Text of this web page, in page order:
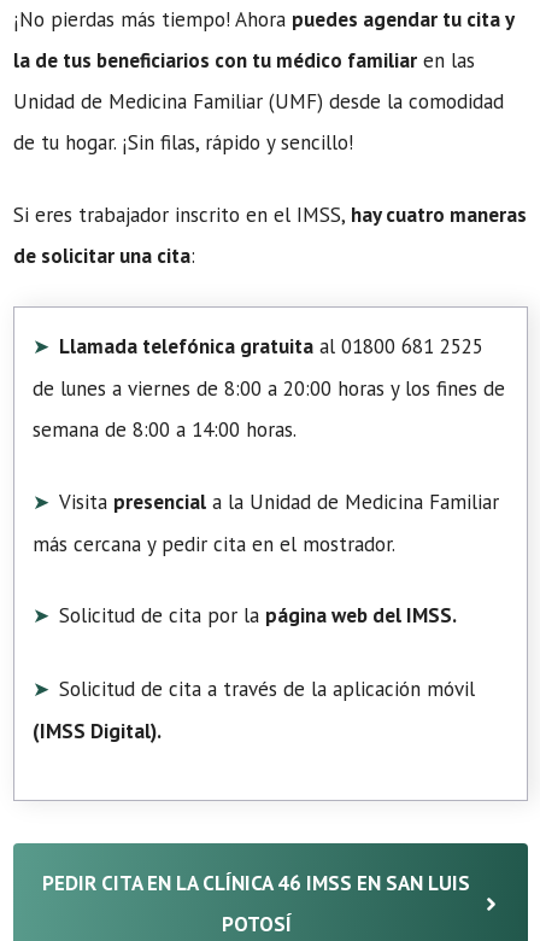
¡No pierdas más tiempo! Ahora puedes agendar tu cita y
la de tus beneficiarios con tu médico familiar en las
Unidad de Medicina Familiar (UMF) desde la comodidad
de tu hogar. ¡Sin filas, rápido y sencillo!
Si eres trabajador inscrito en el IMSS, hay cuatro maneras
de solicitar una cita:
Llamada telefónica gratuita al 01800 681 2525
de lunes a viernes de 8:00 a 20:00 horas y los fines de
semana de 8:00 a 14:00 horas.
Visita presencial a la Unidad de Medicina Familiar
más cercana y pedir cita en el mostrador.
Solicitud de cita por la página web del IMSS.
Solicitud de cita a través de la aplicación móvil
(IMSS Digital).
PEDIR CITA EN LA CLÍNICA 46 IMSS EN SAN LUIS
POTOSÍ